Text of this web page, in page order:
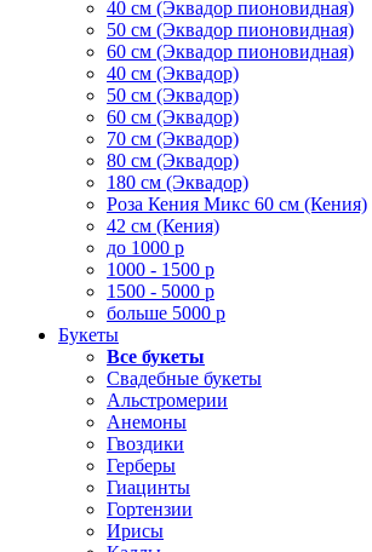
40 см (Эквадор пионовидная)
50 см (Эквадор пионовидная)
60 см (Эквадор пионовидная)
40 см (Эквадор)
50 см (Эквадор)
60 см (Эквадор)
70 см (Эквадор)
80 см (Эквадор)
180 см (Эквадор)
Роза Кения Микс 60 см (Кения)
42 см (Кения)
до 1000 р
1000 - 1500 р
1500 - 5000 р
больше 5000 р
Букеты
Все букеты
Свадебные букеты
Альстромерии
Анемоны
Гвоздики
Герберы
Гиацинты
Гортензии
Ирисы